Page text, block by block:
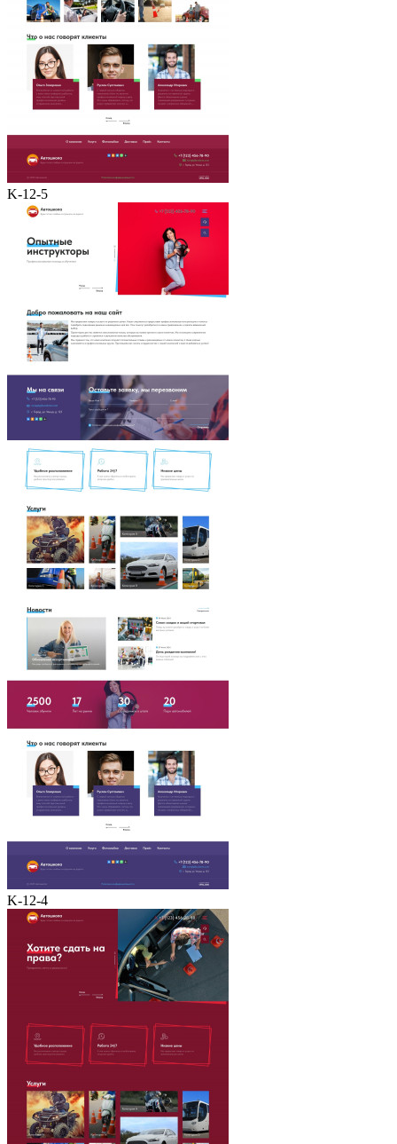
K-12-5
K-12-4